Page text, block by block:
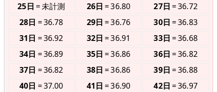
25日
未計測 26日 36.80 27日
36.72
28日
36.78 29日 36.76 30日
36.83
31日
36.92 32日 36.91 33日
36.68
34日
36.89 35日 36.86 36日
36.82
37日
36.82 38日 36.86 39日
36.88
40日
37.00 41日 36.90 42日
36.97